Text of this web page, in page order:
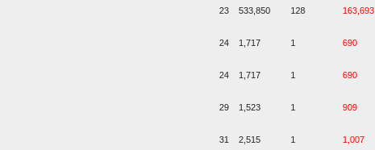
23 533,850 128 163,693
24 1,717 1 690
24 1,717 1 690
29 1,523 1 909
31 2,515 1 1,007